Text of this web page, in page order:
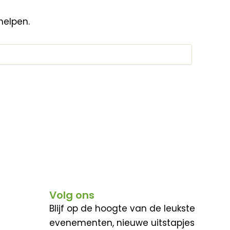
Volg ons
Blijf op de hoogte van de leukste
evenementen, nieuwe uitstapjes